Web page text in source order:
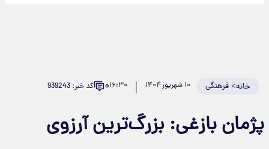
خانه>فرهنگی ۱۰ شهریور ۱۴۰۴ ۱۶:۳۰۰ کد خبر: 939243
پژمان بازغی: بزرگ‌ترین آرزوی